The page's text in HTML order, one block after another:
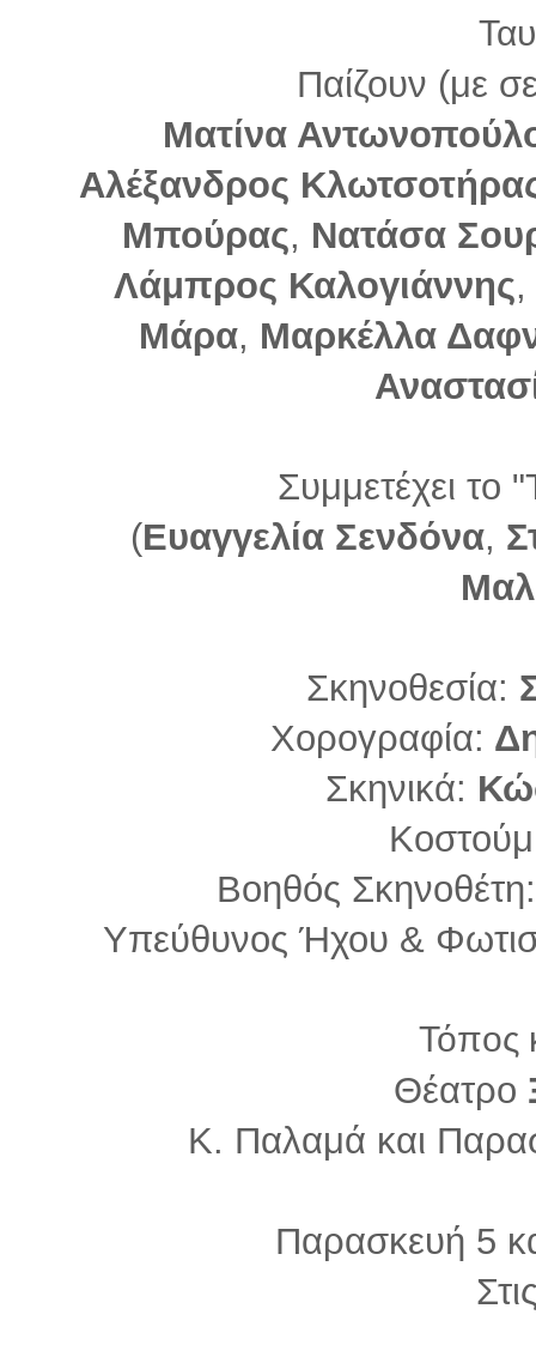
Παίζουν (με
Ματίνα
Αλέξανδρος
Μπούρας, Νατάσα
Λάμπρος Καλογιάννης,
Μάρα, Μαρκέλλα
Συμμετέχει το
(Ευαγγελία Σενδόνα,
Σκηνοθεσία:
Χορογραφία:
Σκηνικά:
Βοηθός
Υπεύθυνος Ήχου &
Τόπος
Θέατρο
Κ. Παλαμά και
Παρασκευή 5